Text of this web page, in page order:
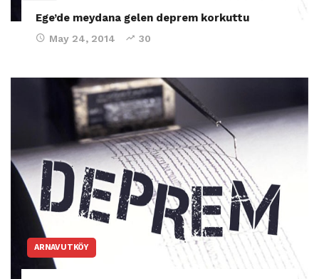
Ege’de meydana gelen deprem korkuttu
May 24, 2014 30
ARNAVUTKÖY